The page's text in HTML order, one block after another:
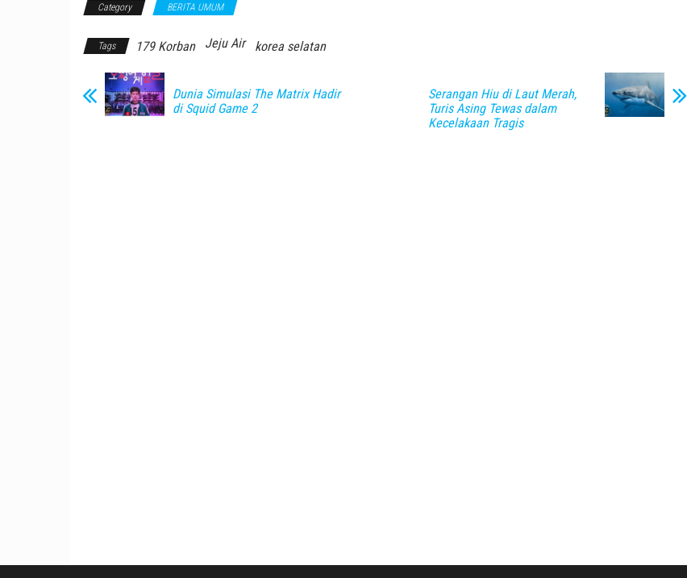
Category BERITA UMUM
Tags 179 Korban Jeju Air korea selatan
Dunia Simulasi The Matrix Hadir
di Squid Game 2
Serangan Hiu di Laut Merah,
Turis Asing Tewas dalam
Kecelakaan Tragis